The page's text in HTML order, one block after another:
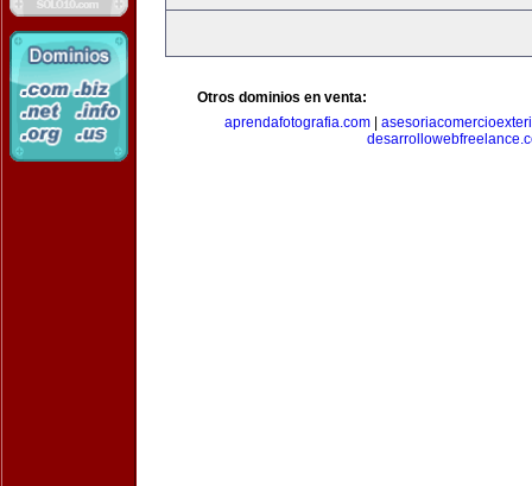
Otros dominios en venta:
aprendafotografia.com